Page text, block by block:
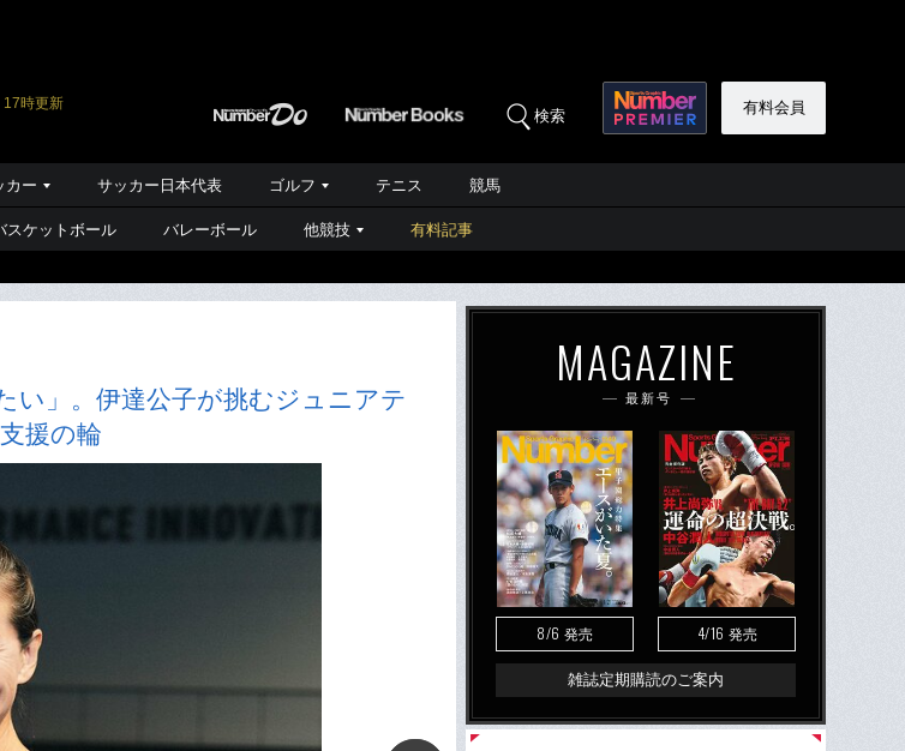
17時更新
検索 有料会員
カー サッカー日本代表 ゴルフ テニス 競馬
スケットボール バレーボール 他競技 有料記事
い」。伊達公子が挑むジュニアテ
援の輪
MAGAZINE
最新号
8/6 発売 4/16 発売
雑誌定期購読のご案内